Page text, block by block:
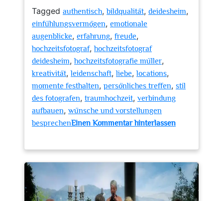
Tagged authentisch,bildqualität, deidesheim,
einfühlungsvermögen, emotionale
augenblicke, erfahrung, freude,
hochzeitsfotograf,hochzeitsfotograf
deidesheim,hochzeitsfotografie müller,
kreativität,leidenschaft,liebe,locations,
momente festhalten, persönliches treffen, stil
des fotografen, traumhochzeit, verbindung
aufbauen, wünsche und vorstellungen
besprechenEinen Kommentar hinterlassen
Deidesheim:
Der
ideale